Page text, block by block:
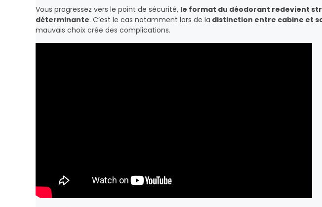
Vous progressez vers le point de sécurité, le format du déodorant redevient
déterminante. C’est le cas notamment lors de la distinction entre cabine et
mauvais choix crée des complications.